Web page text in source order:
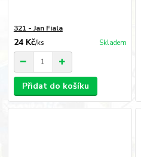
321 - Jan Fiala
24 Kč/ks Skladem
Přidat do košíku